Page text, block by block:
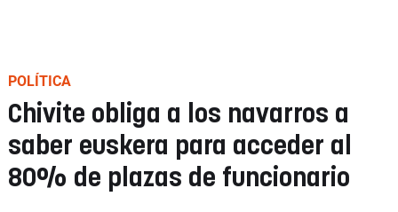
POLÍTICA
Chivite obliga a los navarros a
saber euskera para acceder al
80% de plazas de funcionario